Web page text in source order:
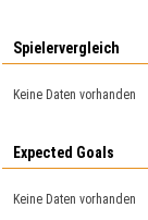
Spielervergleich
Keine Daten vorhanden
Expected Goals
Keine Daten vorhanden